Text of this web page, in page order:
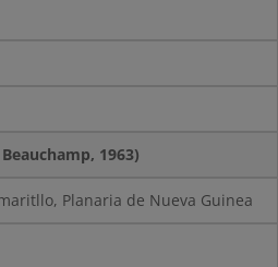
1963)
Planaria de Nueva Guinea